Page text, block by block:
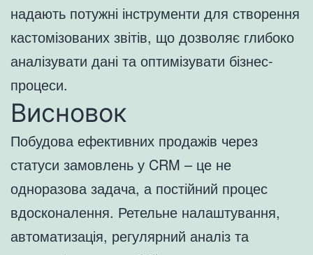
надають потужні інструменти для створення
кастомізованих звітів, що дозволяє глибоко
аналізувати дані та оптимізувати бізнес-
процеси.
Висновок
Побудова ефективних продажів через
статуси замовлень у CRM – це не
одноразова задача, а постійний процес
вдосконалення. Ретельне налаштування,
автоматизація, регулярний аналіз та